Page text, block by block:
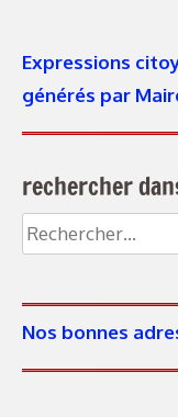
Expressions
générés par
rechercher
Rechercher :
Nos bonnes